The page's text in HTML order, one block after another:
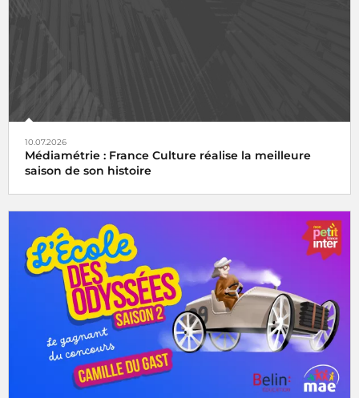
10.07.2026
Médiamétrie : France Culture réalise la meilleure
saison de son histoire